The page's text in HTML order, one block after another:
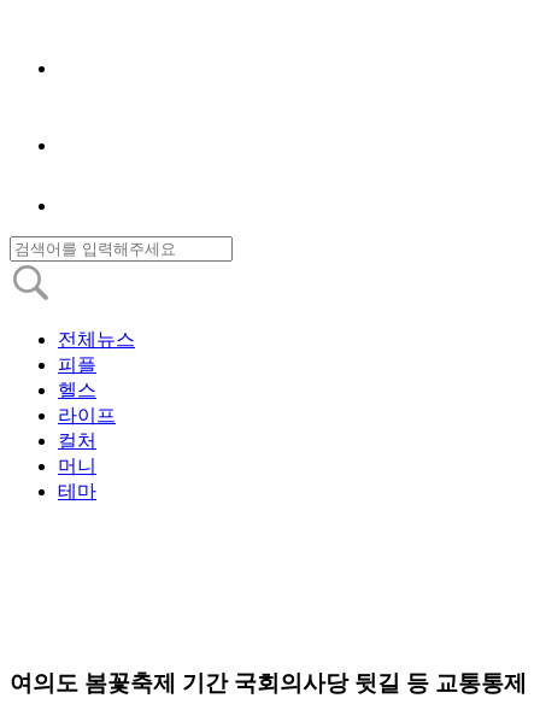
전체뉴스
피플
헬스
라이프
컬처
머니
테마
여의도 봄꽃축제 기간 국회의사당 뒷길 등 교통통제